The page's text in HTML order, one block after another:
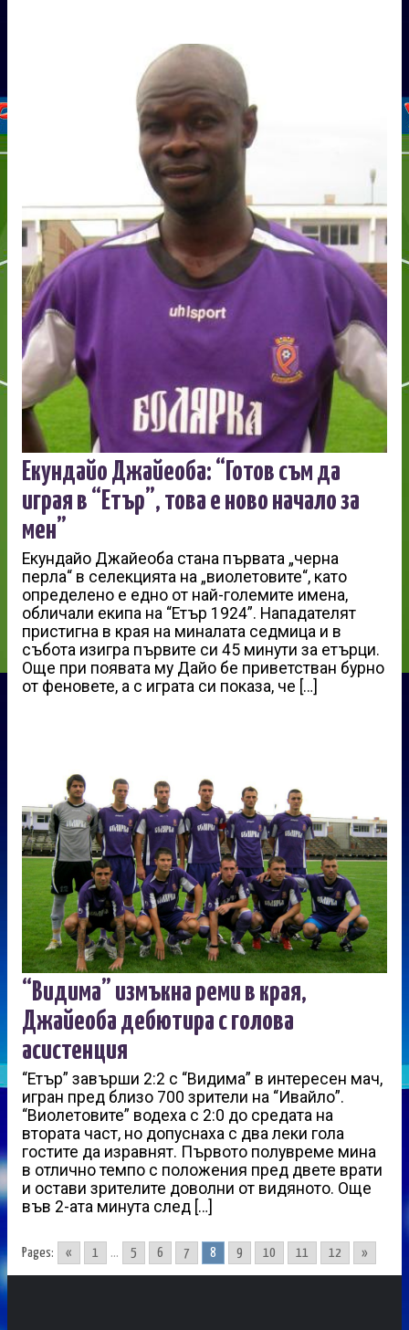
Екундайо Джайеоба: “Готов съм да
играя в “Етър”, това е ново начало за
мен”
Eкундайо Джайеоба стана първата „черна
перла“ в селекцията на „виолетовите“, като
определено е едно от най-големите имена,
обличали екипа на “Етър 1924”. Нападателят
пристигна в края на миналата седмица и в
събота изигра първите си 45 минути за етърци.
Още при появата му Дайо бе приветстван бурно
от феновете, а с играта си показа, че […]
“Видима” измъкна реми в края,
Джайеоба дебютира с голова
асистенция
“Етър” завърши 2:2 с “Видима” в интересен мач,
игран пред близо 700 зрители на “Ивайло”.
“Виолетовите” водеха с 2:0 до средата на
втората част, но допуснаха с два леки гола
гостите да изравнят. Първото полувреме мина
в отлично темпо с положения пред двете врати
и остави зрителите доволни от видяното. Още
във 2-ата минута след […]
Pages: « 1 ... 5 6 7 8 9 10 11 12 »